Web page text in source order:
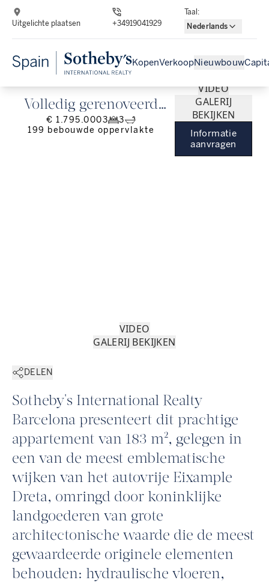
Uitgelichte plaatsen +34919041929
Taal :
Nederlands
KopenVerkoopNieuwbouw
Volledig gerenoveerd
appartement in het
€ 1.795.0003
3
199 bebouwde oppervlakte
VIDEO
GALERIJ
BEKIJKEN
Informatie
aanvragen
VIDEO
GALERIJ BEKIJKEN
DELEN
Sotheby's International Realty
Barcelona presenteert dit prachtige
appartement van 183 m², gelegen in
een van de meest emblematische
wijken van het autovrije Eixample
Dreta, omringd door koninklijke
landgoederen van grote
architectonische waarde die de meest
gewaardeerde originele elementen
behouden: hydraulische vloeren,